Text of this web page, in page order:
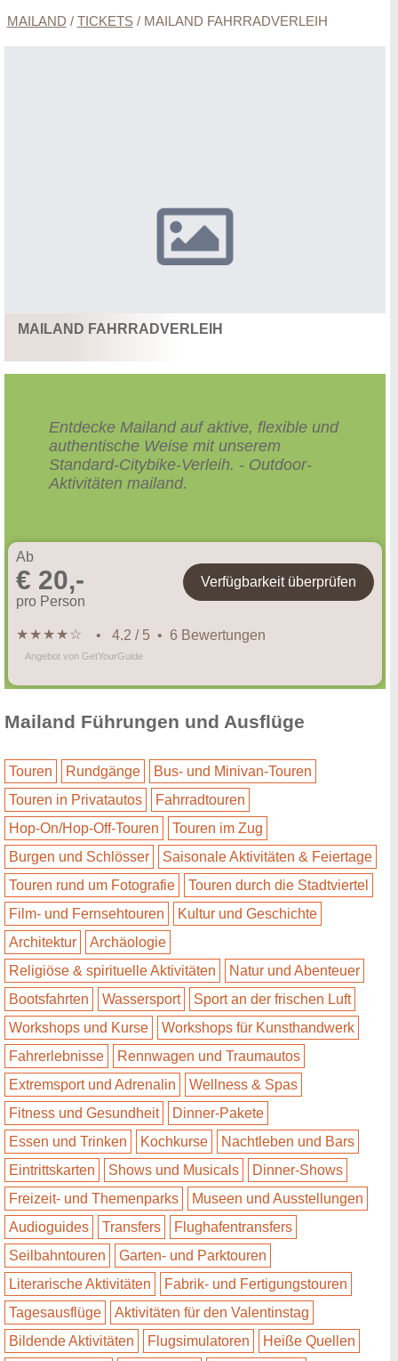
MAILAND / TICKETS/ MAILAND FAHRRADVERLEIH
MAILAND FAHRRADVERLEIH
Entdecke Mailand auf aktive, flexible und
authentische Weise mit unserem
Standard-Citybike-Verleih. - Outdoor-
Aktivitäten mailand.
Ab
€ 20,-
pro Person
Verfügbarkeit überprüfen
★★★★☆ • 4.2 / 5 • 6 Bewertungen
Angebot von GetYourGuide
Mailand Führungen und Ausflüge
Touren Rundgänge
Bus- und Minivan-Touren
Touren in Privatautos
Fahrradtouren
Hop-On/Hop-Off-Touren
Touren im Zug
Burgen und Schlösser
Saisonale Aktivitäten & Feiertage
Touren rund um Fotografie
Touren durch die Stadtviertel
Film- und Fernsehtouren
Kultur und Geschichte
Architektur
Archäologie
Religiöse & spirituelle Aktivitäten
Natur und Abenteuer
Bootsfahrten
Wassersport
Sport an der frischen Luft
Workshops und Kurse
Workshops für Kunsthandwerk
Fahrerlebnisse
Rennwagen und Traumautos
Extremsport und Adrenalin
Wellness & Spas
Fitness und Gesundheit
Dinner-Pakete
Essen und Trinken
Kochkurse
Nachtleben und Bars
Eintrittskarten
Shows und Musicals
Dinner-Shows
Freizeit- und Themenparks
Museen und Ausstellungen
Audioguides
Transfers
Flughafentransfers
Seilbahntouren
Garten- und Parktouren
Literarische Aktivitäten
Fabrik- und Fertigungstouren
Tagesausflüge
Aktivitäten für den Valentinstag
Bildende Aktivitäten
Flugsimulatoren
Heiße Quellen